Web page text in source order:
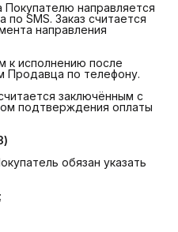
Покупателю направляется
SMS. Заказ считается
направления
к исполнению после
по телефону.
заключённым с
подтверждения оплаты
обязан указать